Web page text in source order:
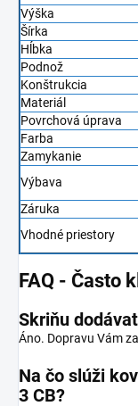
Výška
Šírka
Hĺbka
Podnož
Konštrukcia
Materiál
Povrchová úprava
Farba
Zamykanie
Výbava
Záruka
Vhodné priestory
FAQ - Často
Skriňu
Áno. Dopravu Vám
Na čo slúži
3 CB?